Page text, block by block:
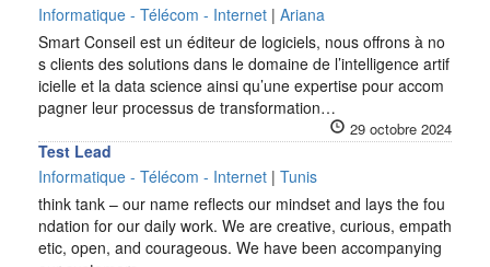
Informatique - Télécom - Internet | Ariana
Smart Conseil est un éditeur de logiciels, nous offrons à no
s clients des solutions dans le domaine de l’intelligence artif
icielle et la data science ainsi qu’une expertise pour accom
pagner leur processus de transformation…
29 octobre 2024
Test Lead
Informatique - Télécom - Internet | Tunis
think tank – our name reflects our mindset and lays the fou
ndation for our daily work. We are creative, curious, empath
etic, open, and courageous. We have been accompanying